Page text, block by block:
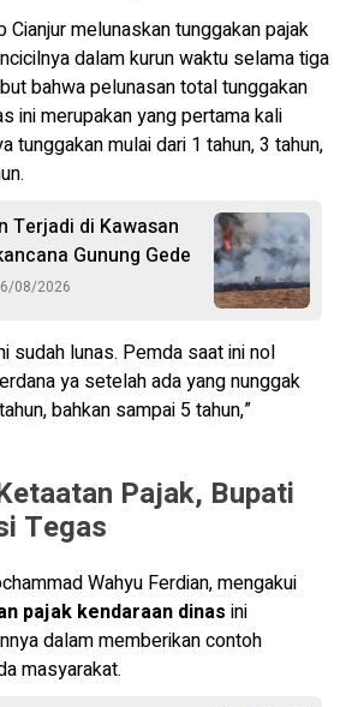
Cianjur melunaskan tunggakan pajak
dalam kurun waktu selama tiga
bahwa pelunasan total tunggakan
ini merupakan yang pertama kali
tunggakan mulai dari 1 tahun, 3 tahun,
Terjadi di Kawasan
Gunung Gede
6/08/2026
sudah lunas. Pemda saat ini nol
ya setelah ada yang nunggak
bahkan sampai 5 tahun,”
Pajak, Bupati
Tegas
Wahyu Ferdian, mengakui
pajak kendaraan dinas ini
dalam memberikan contoh
masyarakat.